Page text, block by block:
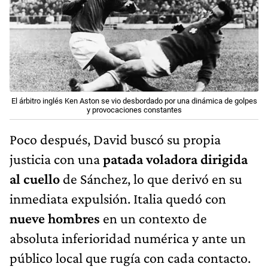
El árbitro inglés Ken Aston se vio desbordado por una dinámica de golpes
y provocaciones constantes
Poco después, David buscó su propia
justicia con unapatada voladora dirigida
al cuello de Sánchez, lo que derivó en su
inmediata expulsión. Italia quedó con
nueve hombres en un contexto de
absoluta inferioridad numérica y ante un
público local que rugía con cada contacto.